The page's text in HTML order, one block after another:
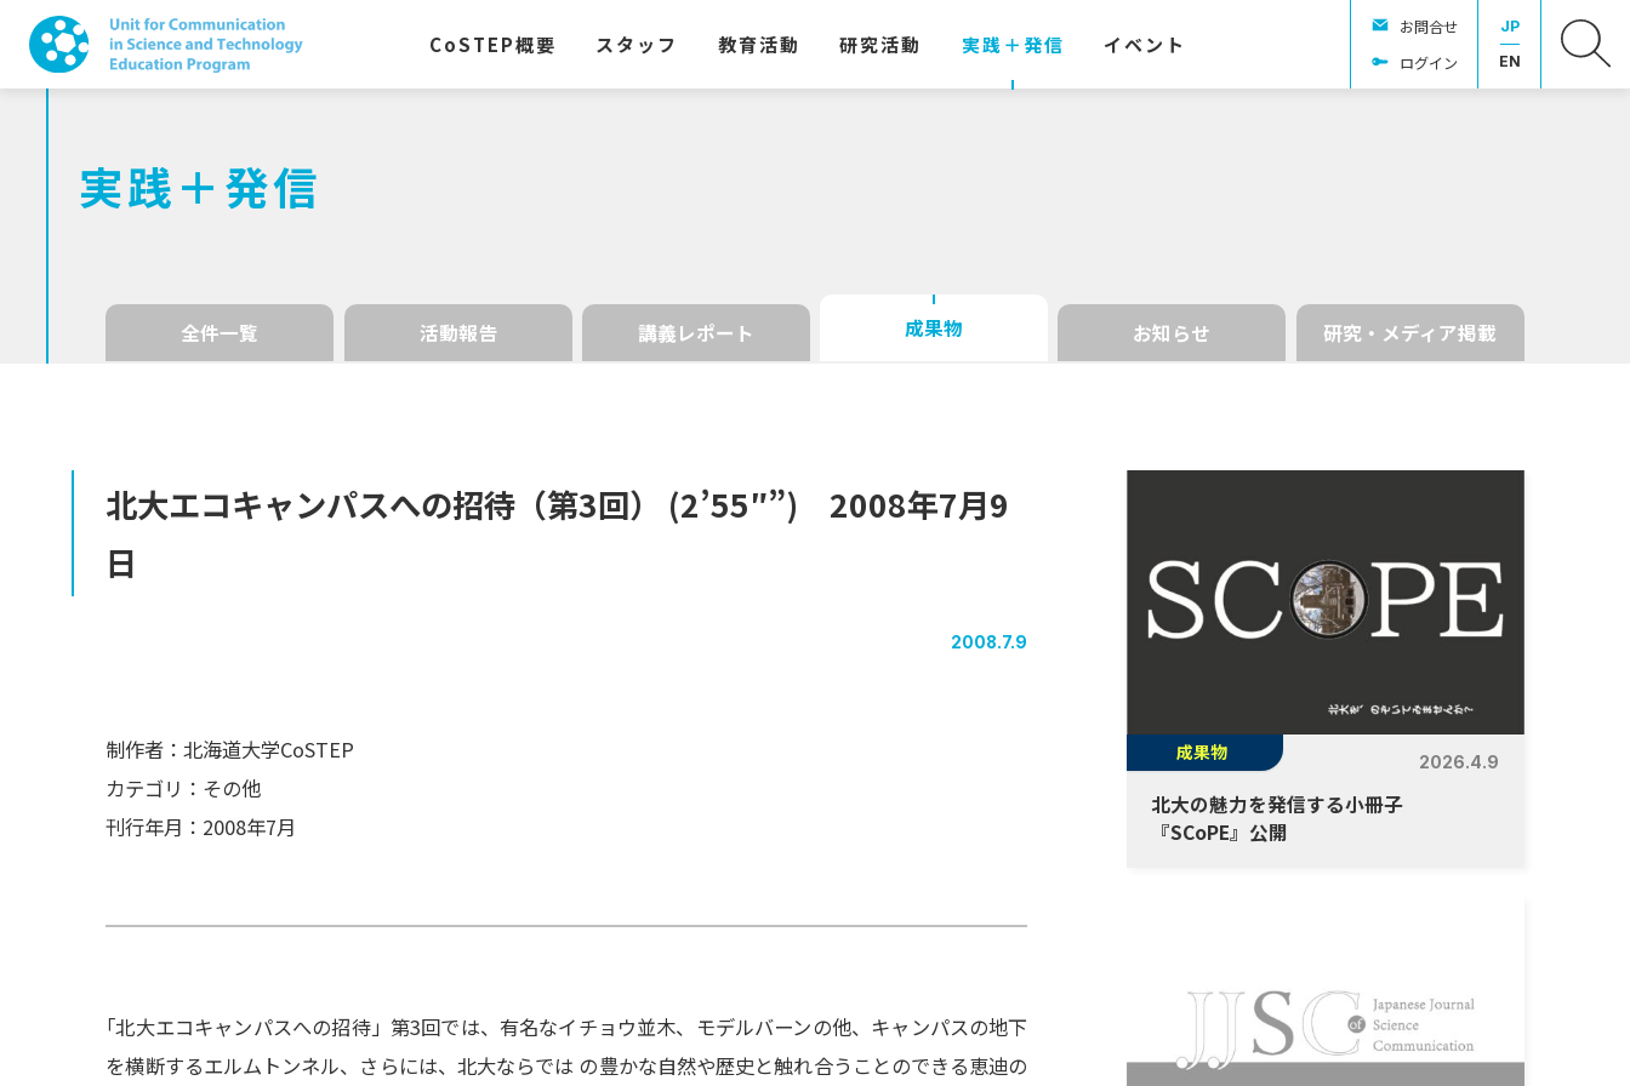
CoSTEP概要 スタッフ 教育活動 研究活動 実践＋発信 イベント
お問合せ
ログイン
JP
EN
実践＋発信
全件一覧 活動報告 講義レポート 成果物 お知らせ 研究・メディア掲載
北大エコキャンパスへの招待 （第3回） (2’55″”) 2008年7月9
日
2008.7.9
制作者：北海道大学CoSTEP
カテゴリ：その他
刊行年月：2008年7月
「北大エコキャンパスへの招待」第3回では、有名なイチョウ並木、モデルバーンの他、キャンパスの地下
を横断するエルムトンネル、さらには、北大ならでは の豊かな自然や歴史と触れ合うことのできる恵迪の
成果物 2026.4.9
北大の魅力を発信する小冊子
『SCoPE』公開